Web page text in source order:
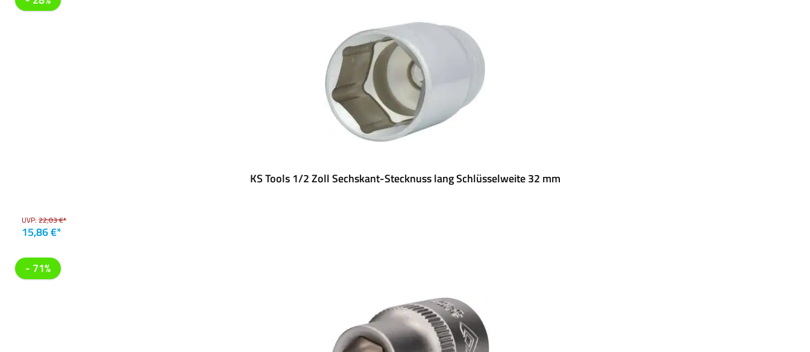
KS Tools 1/2 Zoll Sechskant-Stecknuss lang Schlüsselweite 32 mm
UVP: 22,03 €*
15,86 €*
- 71%